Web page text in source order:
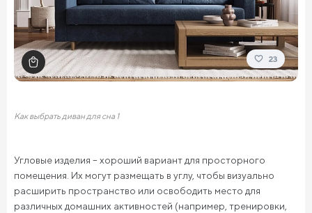
23
Как выбрать диван для сна 1
Угловые изделия – хороший вариант для просторного
помещения. Их могут размещать в углу, чтобы визуально
расширить пространство или освободить место для
различных домашних активностей (например, тренировки,